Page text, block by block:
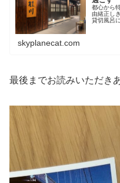
都心から
由緒正し
貸切風呂
skyplanecat.com
最後までお読みいただき